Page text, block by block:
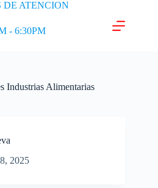
DE ATENCION
- 6:30PM
Industrias Alimentarias
2025